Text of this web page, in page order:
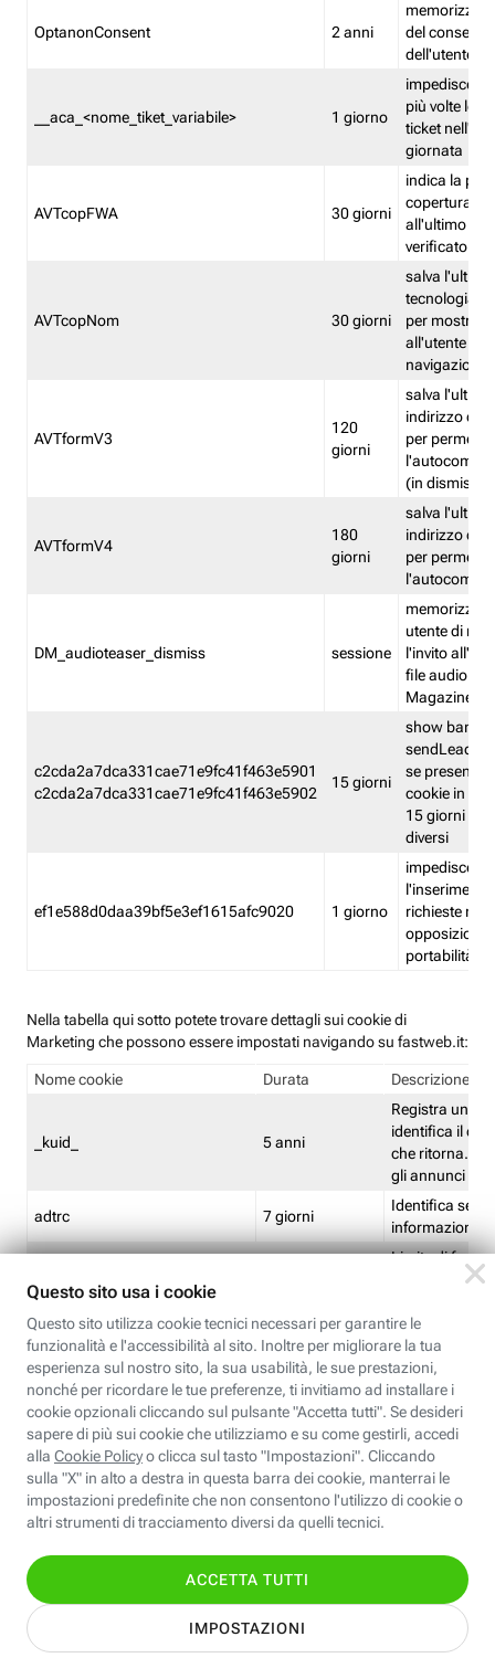
OptanonConsent 2 anni
memorizza
del
dell'utente
__aca_<nome_tiket_variabile> 1 giorno
impedisce di
più volte lo
ticket
giornata
AVTcopFWA 30 giorni
indica la
copertura
all'ultimo
verificato
AVTcopNom 30 giorni
salva l'ultima
tecnologia
per
all'utente
navigazione
AVTformV3
120
giorni
salva l'ultimo
indirizzo di
per
(in
AVTformV4
180
giorni
salva l'ultimo
indirizzo di
per
DM_audioteaser_dismiss sessione
memorizza
utente di
l'invito
file audio del
Magazine
c2cda2a7dca331cae71e9fc41f463e5901
c2cda2a7dca331cae71e9fc41f463e5902
15 giorni
show banner
sendLead
se presenti
cookie in un
15 giorni e
diversi
ef1e588d0daa39bf5e3ef1615afc9020 1 giorno
impedisce
l'inserimento
richieste
opposizione
portabilità
Nella tabella qui sotto potete trovare dettagli sui cookie di
Marketing che possono essere impostati navigando su fastweb.it:
Nome cookie Durata Descrizione
_kuid_ 5 anni
Registra un ID
identifica il
che ritorna.
gli annunci
adtrc 7 giorni
Identifica se
informazioni
Limite di
CM 1 giorno
ricontrollare
corrispondenti
(impostata da
CM14 14 giorni
Identifica se
ricontrollare
corrispondenti
(impostata da
CT<TrackingSetupID> 1 ora
Identifica
7 giorni
Identifica la
banner
7 giorni
Identifica la
per il banner